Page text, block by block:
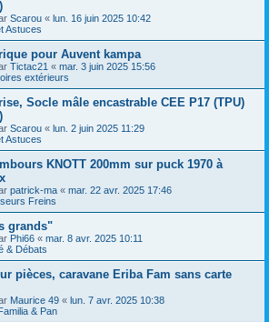
Scarou « lun. 16 juin 2025 10:42
Astuces
pour Auvent kampa
Tictac21 « mar. 3 juin 2025 15:56
extérieurs
Socle mâle encastrable CEE P17 (TPU)
Scarou « lun. 2 juin 2025 11:29
Astuces
KNOTT 200mm sur puck 1970 à
patrick-ma « mar. 22 avr. 2025 17:46
Freins
grands"
Phi66 « mar. 8 avr. 2025 10:11
& Débats
pièces, caravane Eriba Fam sans carte
Maurice 49 « lun. 7 avr. 2025 10:38
& Pan